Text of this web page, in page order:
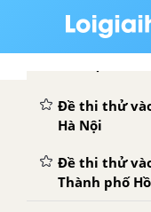
Đề thi thử
Hà Nội
Đề thi thử
Thành phố